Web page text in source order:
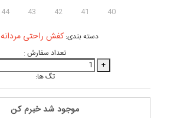
40
41
42
43
44
دسته بندی:کفش راحتی مردانه
تعداد سفارش :
+
تگ ها:
موجود شد خبرم کن